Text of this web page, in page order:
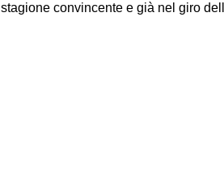
stagione convincente e già nel giro